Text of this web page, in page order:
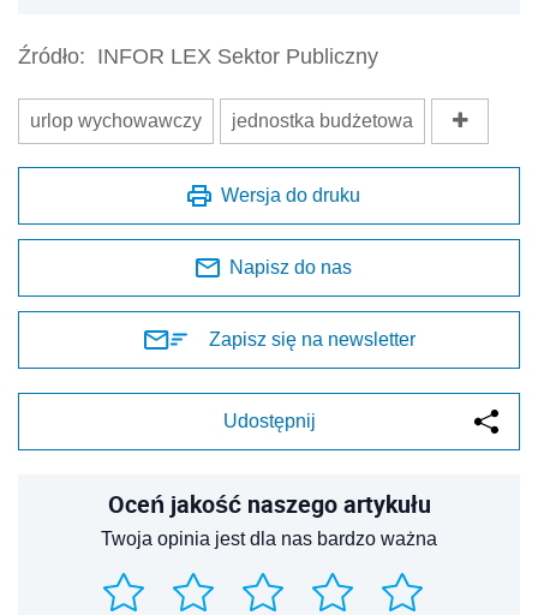
Źródło: INFOR LEX Sektor Publiczny
urlop wychowawczy jednostka budżetowa
Wersja do druku
Napisz do nas
Zapisz się na newsletter
Udostępnij
Oceń jakość naszego artykułu
Twoja opinia jest dla nas bardzo ważna